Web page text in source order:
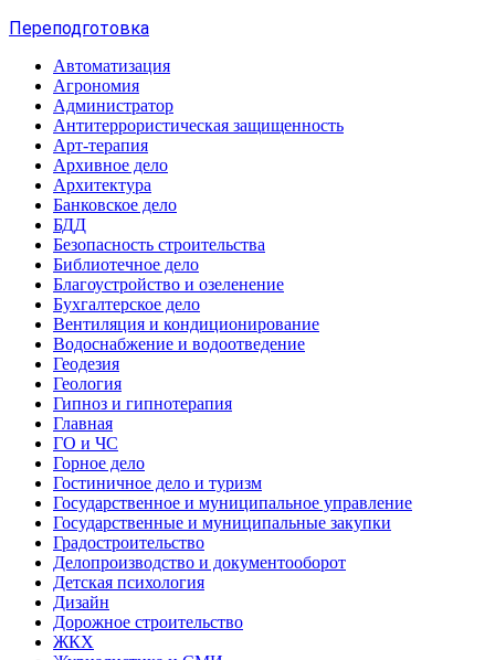
Переподготовка
Автоматизация
Агрономия
Администратор
Антитеррористическая защищенность
Арт-терапия
Архивное дело
Архитектура
Банковское дело
БДД
Безопасность строительства
Библиотечное дело
Благоустройство и озеленение
Бухгалтерское дело
Вентиляция и кондиционирование
Водоснабжение и водоотведение
Геодезия
Геология
Гипноз и гипнотерапия
Главная
ГО и ЧС
Горное дело
Гостиничное дело и туризм
Государственное и муниципальное управление
Государственные и муниципальные закупки
Градостроительство
Делопроизводство и документооборот
Детская психология
Дизайн
Дорожное строительство
ЖКХ